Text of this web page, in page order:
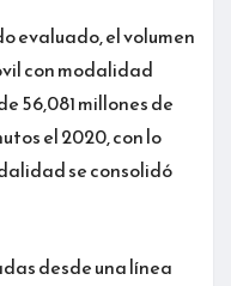
evaluado, el volumen
con modalidad
56,081 millones de
el 2020, con lo
se consolidó
desde una línea